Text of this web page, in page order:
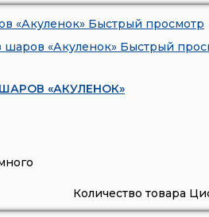
Быстрый просмотр
Быстрый
«АКУЛЕНОК»
Количество товара